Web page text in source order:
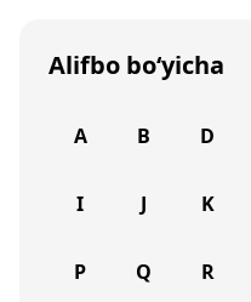
Alifbo bo‘yicha
A B D
I J K
P Q R